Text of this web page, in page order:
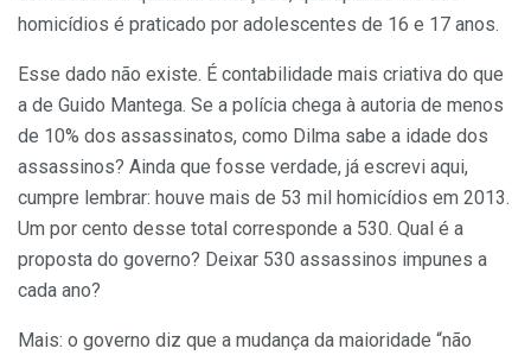
homicídios é praticado por adolescentes de 16 e 17 anos.
Esse dado não existe. É contabilidade mais criativa do que
a de Guido Mantega. Se a polícia chega à autoria de menos
de 10% dos assassinatos, como Dilma sabe a idade dos
assassinos? Ainda que fosse verdade, já escrevi aqui,
cumpre lembrar: houve mais de 53 mil homicídios em 2013.
Um por cento desse total corresponde a 530. Qual é a
proposta do governo? Deixar 530 assassinos impunes a
cada ano?
Mais: o governo diz que a mudança da maioridade “não